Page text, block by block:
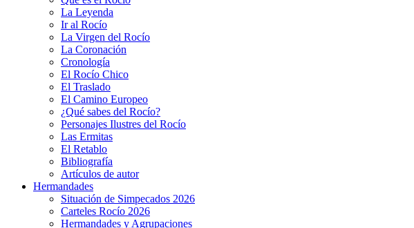
La Leyenda
Ir al Rocío
La Virgen del Rocío
La Coronación
Cronología
El Rocío Chico
El Traslado
El Camino Europeo
¿Qué sabes del Rocío?
Personajes Ilustres del Rocío
Las Ermitas
El Retablo
Bibliografía
Artículos de autor
Hermandades
Situación de Simpecados 2026
Carteles Rocío 2026
Hermandades y Agrupaciones